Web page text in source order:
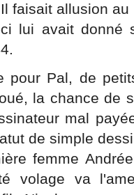
faisait allusion
lui avait donné
pour Pal, de
la chance de
mal
de simple
femme
volage va